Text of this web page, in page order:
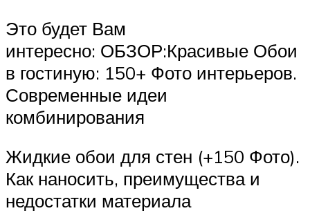
Это будет Вам
интересно: ОБЗОР:Красивые Обои
в гостиную: 150+ Фото интерьеров.
Современные идеи
комбинирования
Жидкие обои для стен (+150 Фото).
Как наносить, преимущества и
недостатки материала